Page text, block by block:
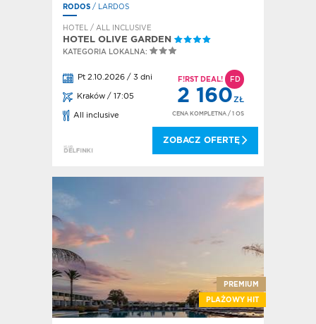
RODOS / LARDOS
HOTEL / ALL INCLUSIVE
HOTEL OLIVE GARDEN
KATEGORIA LOKALNA:
Pt 2.10.2026 / 3 dni
Kraków / 17:05
All inclusive
F!RST DEAL! FD
2 160ZŁ
CENA KOMPLETNA / 1 OS
ZOBACZ OFERTĘ
PREMIUM
PLAŻOWY HIT